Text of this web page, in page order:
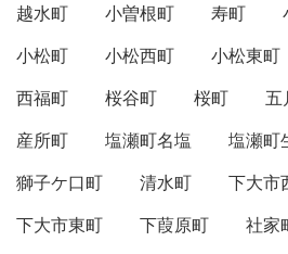
越水町
小曽根町 寿町
小松町
小松西町 小松東町
西福町
桜谷町 桜町 五
産所町
塩瀬町名塩
塩瀬町
獅子ケ口町
清水町
下大市
下大市東町
下葭原町 社家